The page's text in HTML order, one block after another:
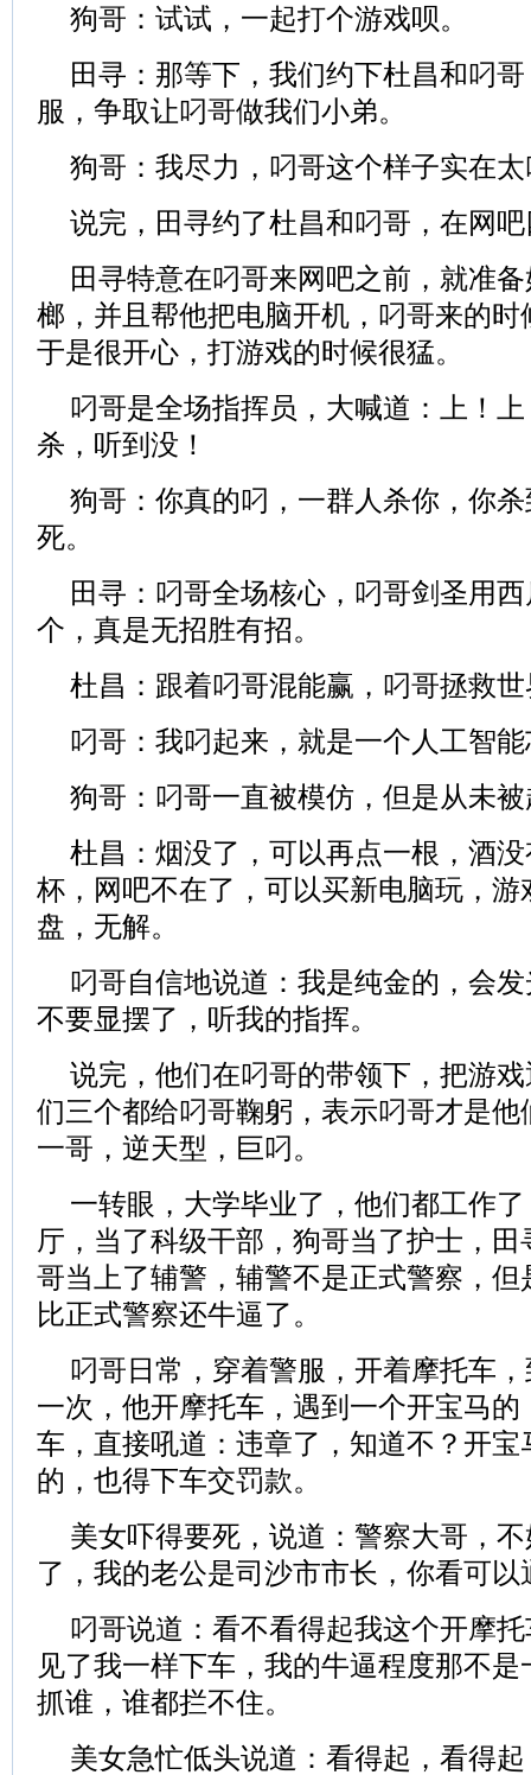
狗哥：试试，一起打个游戏呗。
田寻：那等下，我们约下杜昌和叼
服，争取让叼哥做我们小弟。
狗哥：我尽力，叼哥这个样子实在
说完，田寻约了杜昌和叼哥，在网
田寻特意在叼哥来网吧之前，就准
榔，并且帮他把电脑开机，叼哥来的
于是很开心，打游戏的时候很猛。
叼哥是全场指挥员，大喊道：上！
杀，听到没！
狗哥：你真的叼，一群人杀你，你
死。
田寻：叼哥全场核心，叼哥剑圣用
个，真是无招胜有招。
杜昌：跟着叼哥混能赢，叼哥拯救
叼哥：我叼起来，就是一个人工智
狗哥：叼哥一直被模仿，但是从未
杜昌：烟没了，可以再点一根，酒
杯，网吧不在了，可以买新电脑玩，
盘，无解。
叼哥自信地说道：我是纯金的，会
不要显摆了，听我的指挥。
说完，他们在叼哥的带领下，把游
们三个都给叼哥鞠躬，表示叼哥才是
一哥，逆天型，巨叼。
一转眼，大学毕业了，他们都工作
厅，当了科级干部，狗哥当了护士，
哥当上了辅警，辅警不是正式警察，
比正式警察还牛逼了。
叼哥日常，穿着警服，开着摩托车
一次，他开摩托车，遇到一个开宝马
车，直接吼道：违章了，知道不？开
的，也得下车交罚款。
美女吓得要死，说道：警察大哥，
了，我的老公是司沙市市长，你看可以
叼哥说道：看不看得起我这个开摩
见了我一样下车，我的牛逼程度那不
抓谁，谁都拦不住。
美女急忙低头说道：看得起，看得